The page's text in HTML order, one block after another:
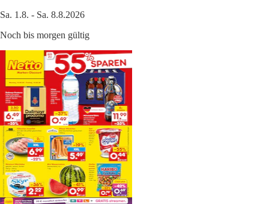
Sa. 1.8. - Sa. 8.8.2026
Noch bis morgen gültig